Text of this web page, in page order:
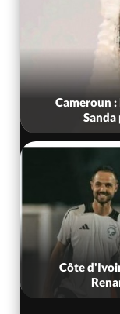
Cameroun :
Côte